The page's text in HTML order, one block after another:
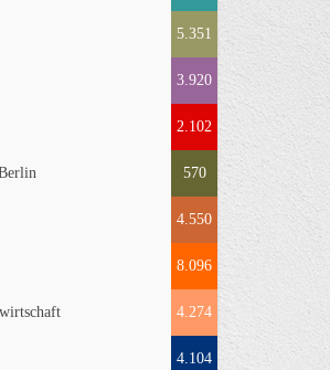
5.351
3.920
2.102
570
4.550
8.096
4.274
4.104